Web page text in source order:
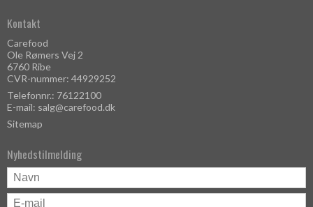
Kontakt
Carefood
Ole Rømers Vej 2
6760 Ribe
CVR-nummer: 44929252
Telefonnr.: 76122100
E-mail: salg@carefood.dk
Sitemap
Nyhedstilmelding